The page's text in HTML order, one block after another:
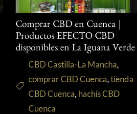
Comprar CBD en Cuenca |
Productos EFECTO CBD
disponibles en La Iguana Verde
CBD Castilla-La Mancha,
comprar CBD Cuenca,tienda
CBD Cuenca, hachís CBD
Cuenca